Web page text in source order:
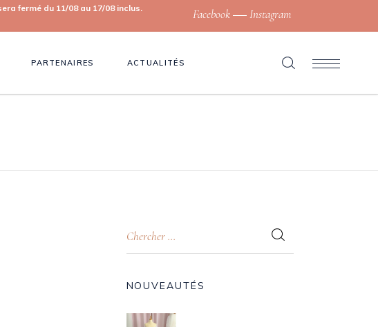
fermé du 11/08 au 17/08 inclus. Facebook Instagram
PARTENAIRES ACTUALITÉS
NOUVEAUTÉS